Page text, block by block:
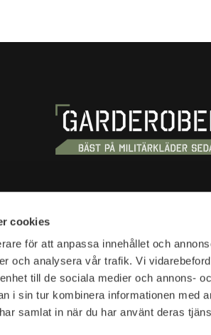
cookies
för att anpassa innehållet och
och analysera vår trafik. Vi
till de sociala medier och annons-
i sin tur kombinera informationen med
samlat in när du har använt deras
20
18